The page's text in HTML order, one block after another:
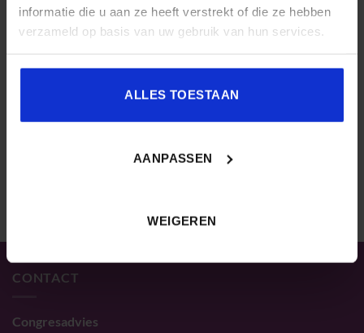
informatie die u aan ze heeft verstrekt of die ze hebben
verzameld op basis van uw gebruik van hun services.
ALLES TOESTAAN
AANPASSEN
WEIGEREN
een en ander uit te proberen.
over‘De 17 beste app-makers’.
CONTACT
Congresadvies